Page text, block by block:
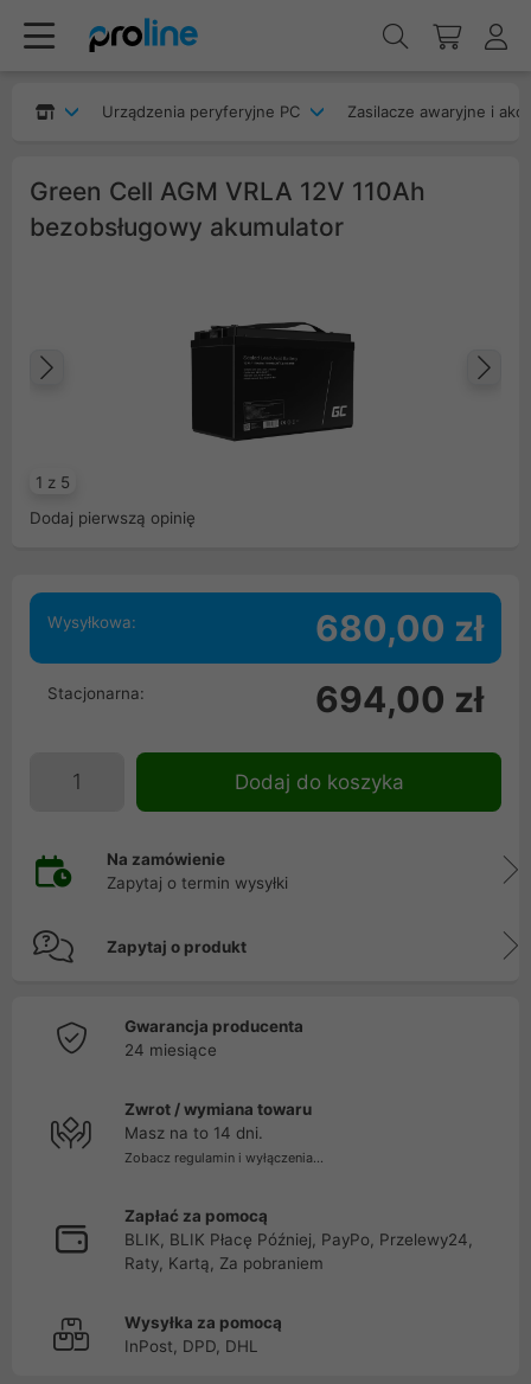
Urządzenia peryferyjne PC Zasilacze awaryjne i
Green Cell AGM VRLA 12V 110Ah
bezobsługowy akumulator
1 z 5
Dodaj pierwszą opinię
Wysyłkowa: 680,00 zł
Stacjonarna: 694,00 zł
Dodaj do koszyka
Na zamówienie
Zapytaj o termin wysyłki
Zapytaj o produkt
Gwarancja producenta
24 miesiące
Zwrot / wymiana towaru
Masz na to 14 dni.
Zobacz regulamin i wyłączenia...
Zapłać za pomocą
BLIK, BLIK Płacę Później, PayPo, Przelewy24,
Raty, Kartą, Za pobraniem
Wysyłka za pomocą
InPost, DPD, DHL